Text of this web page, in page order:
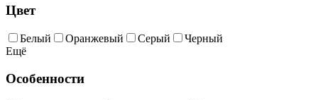
Цвет
Белый Оранжевый Серый
Черный
Ещё
Особенности